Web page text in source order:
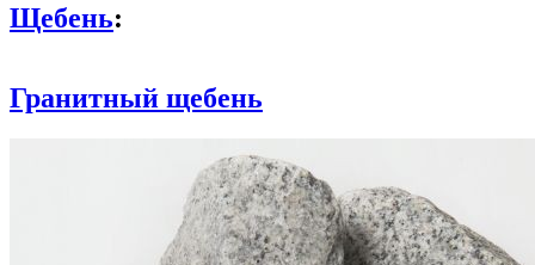
Щебень:
Гранитный щебень